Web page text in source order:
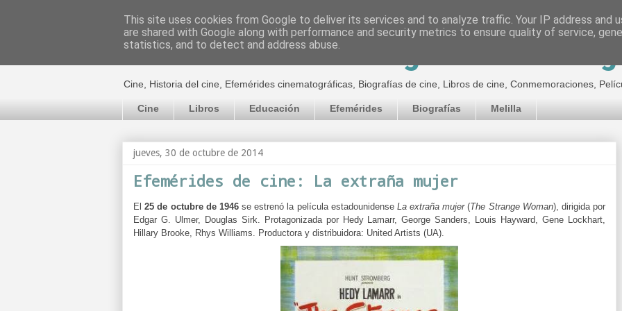
El cultural cinematográfico de Jorge
Cine, Historia del cine, Efemérides cinematográficas, Biografías de cine, Libros de cine, Conmemoraciones,
Cine Libros Educación Efemérides Biografías Melilla
jueves, 30 de octubre de 2014
Efemérides de cine: La extraña mujer
El25 de octubre de 1946se estrenó la película estadounidense La extraña mujer(The Strange Woman), dirigida por
Edgar G. Ulmer, Douglas Sirk. Protagonizada por Hedy Lamarr, George Sanders, Louis Hayward, Gene Lockhart,
Hillary Brooke, Rhys Williams. Productora y distribuidora: United Artists (UA).
This site uses cookies from Google to deliver its services and to analyze traffic. Your IP address and
are shared with Google along with performance and security metrics to ensure quality of service,
statistics, and to detect and address abuse.